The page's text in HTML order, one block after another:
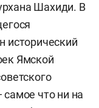
Шахиди. В
исторический
Ямской
что ни на